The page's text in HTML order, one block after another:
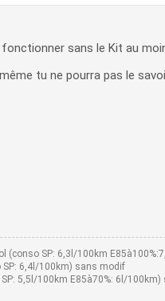
sans le Kit au
tu ne pourra pas le
(conso SP: 6,3l/100km
SP: 6,4l/100km) sans modif
5,5l/100km E85à70%: 6l/